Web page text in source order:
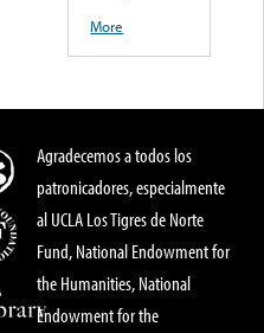
More
Agradecemos a todos los
patronicadores, especialmente
al UCLA Los Tigres de Norte
Fund, National Endowment for
the Humanities, National
Endowment for the